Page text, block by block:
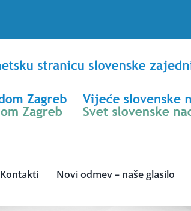
Kontakti Novi odmev – naše glasilo